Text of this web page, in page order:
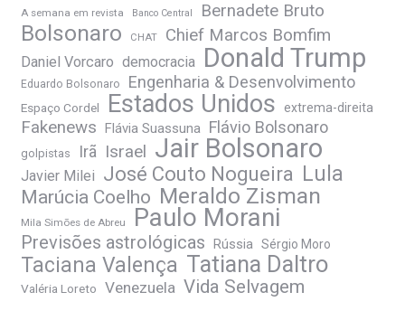
A semana em revista Banco Central Bernadete Bruto
Bolsonaro CHAT Chief Marcos Bomfim
Daniel Vorcaro democracia Donald Trump
Eduardo Bolsonaro Engenharia & Desenvolvimento
Espaço Cordel Estados Unidos extrema-direita
Fakenews Flávia Suassuna Flávio Bolsonaro
golpistas Irã Israel Jair Bolsonaro
Javier Milei José Couto Nogueira Lula
Marúcia Coelho Meraldo Zisman
Mila Simões de Abreu Paulo Morani
Previsões astrológicas Rússia Sérgio Moro
Taciana Valença Tatiana Daltro
Valéria Loreto Venezuela Vida Selvagem